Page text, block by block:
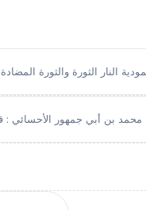
النار الثورة والثورة
محمد بن أبي جمهور الأحسائي :